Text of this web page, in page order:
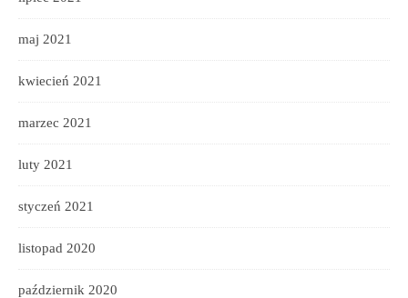
maj 2021
kwiecień 2021
marzec 2021
luty 2021
styczeń 2021
listopad 2020
październik 2020